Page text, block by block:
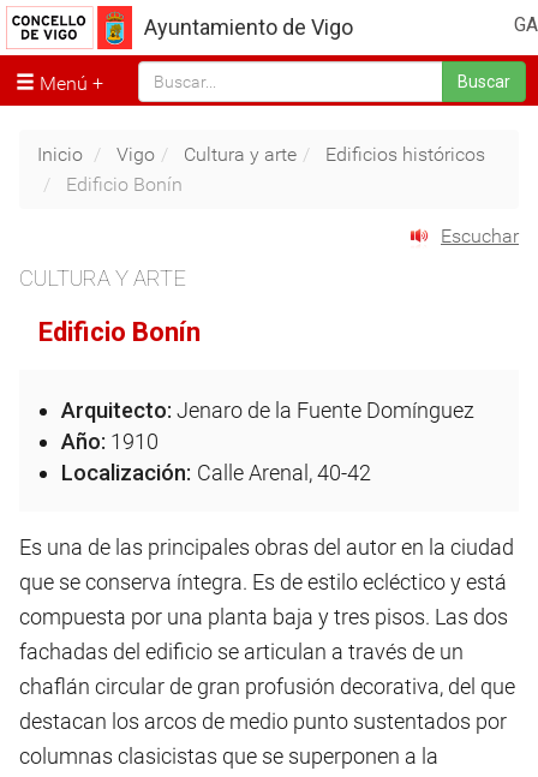
GA
Ayuntamiento de Vigo
Menú Buscar
Inicio Vigo Cultura y arte
Edificios históricos
Edificio Bonín
Escuchar
CULTURA Y ARTE
Edificio Bonín
Arquitecto: Jenaro de la Fuente Domínguez
Año: 1910
Localización: Calle Arenal, 40-42
Es una de las principales obras del autor en la ciudad
que se conserva íntegra. Es de estilo ecléctico y está
compuesta por una planta baja y tres pisos. Las dos
fachadas del edificio se articulan a través de un
chaflán circular de gran profusión decorativa, del que
destacan los arcos de medio punto sustentados por
columnas clasicistas que se superponen a la